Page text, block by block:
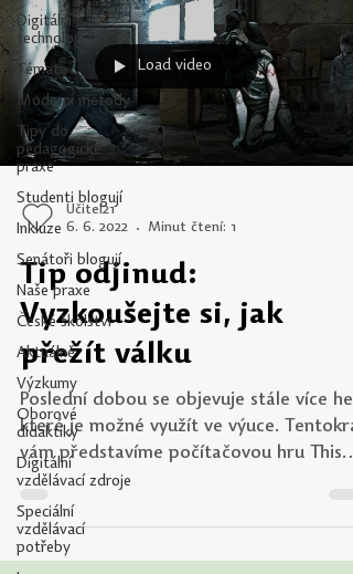
Digitální
technologie
Témata
Moderní metody
Tipy do
pedagogické
praxe
Studenti blogují
Inkluze
Senátoři blogují
Naše praxe
České školství
Aktuálně
Výzkumy
Oborové
didaktiky
Digitální
vzdělávací zdroje
Speciální
vzdělávací
potřeby
Load video
Učitel21
6. 6. 2022
Minut čtení: 1
Tip odjinud:
Vyzkoušejte si, jak
přežít válku
Poslední dobou se objevuje stále více
které je možné využít ve výuce.
vám představíme počítačovou hru This
War of Mine,...